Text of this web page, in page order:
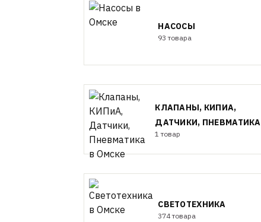
НАСОСЫ
93 товара
КЛАПАНЫ, КИПИА,
ДАТЧИКИ, ПНЕВМАТИКА
1 товар
СВЕТОТЕХНИКА
374 товара